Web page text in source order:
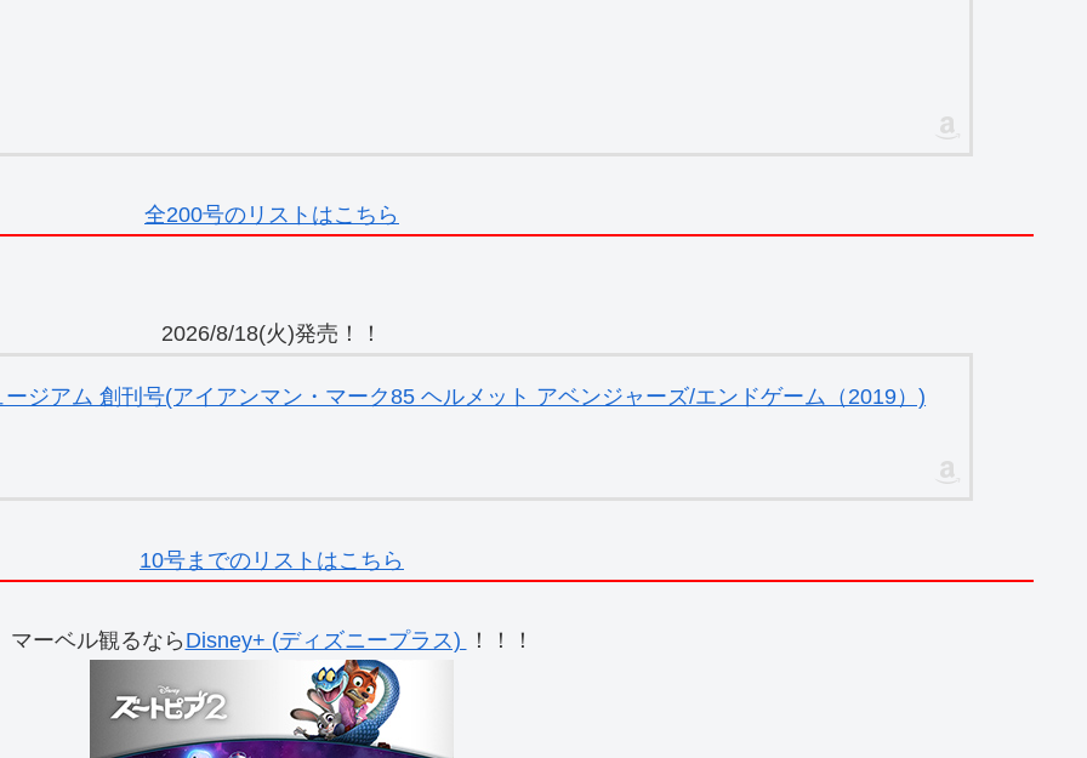
全200号のリストはこちら
2026/8/18(火)発売！！
ジアム 創刊号(アイアンマン・マーク85 ヘルメット アベンジャーズ/エンドゲーム（2019）)
10号までのリストはこちら
マーベル観るなら Disney+ (ディズニープラス) ！！！